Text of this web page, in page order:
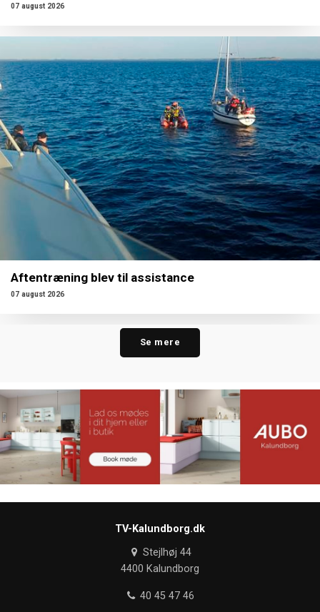
07 august 2026
Aftentræning blev til assistance
07 august 2026
Se mere
TV-Kalundborg.dk
Stejlhøj 44
4400 Kalundborg
40 45 47 46